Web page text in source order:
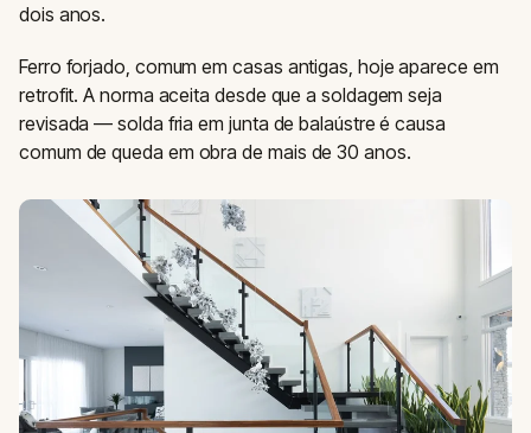
dois anos.
Ferro forjado, comum em casas antigas, hoje aparece em
retrofit. A norma aceita desde que a soldagem seja
revisada — solda fria em junta de balaústre é causa
comum de queda em obra de mais de 30 anos.